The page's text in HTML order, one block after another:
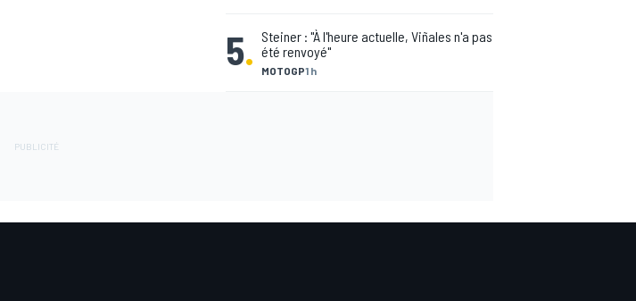
5. MOTOGP1 h
Steiner : "À l'heure actuelle, Viñales n'a pas
été renvoyé"